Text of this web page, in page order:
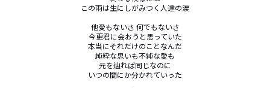
この雨は生にしがみつく人達の涙
他愛もないさ 何でもないさ
今更君に会おうと思っていた
本当にそれだけのことなんだ
純粋な思いも不純な愛も
元を辿れば同じなのに
いつの間にか分かれていった